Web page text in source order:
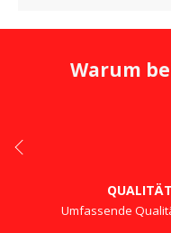
Warum
Umfassende